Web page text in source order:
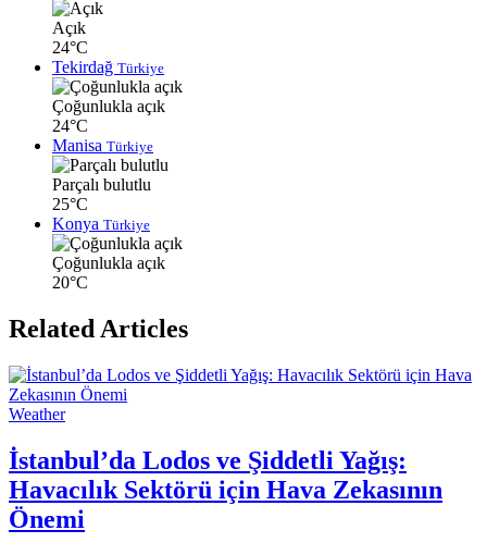
Açık
24°C
Tekirdağ Türkiye
Çoğunlukla açık
24°C
Manisa Türkiye
Parçalı bulutlu
25°C
Konya Türkiye
Çoğunlukla açık
20°C
Related Articles
Weather
İstanbul’da Lodos ve Şiddetli Yağış:
Havacılık Sektörü için Hava Zekasının
Önemi